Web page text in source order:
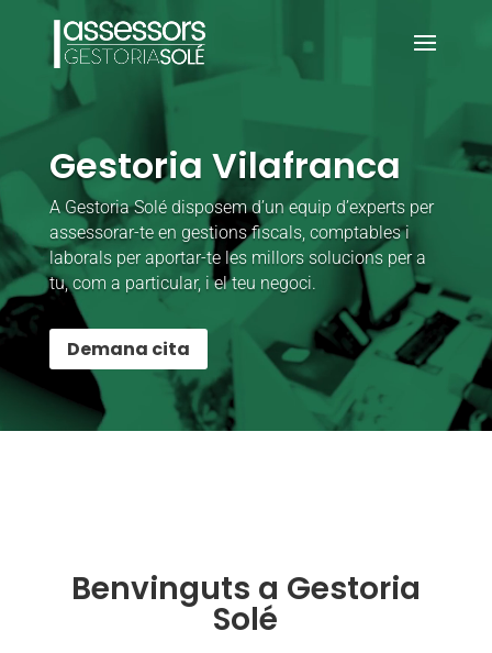
Reproductor
Gestoria Vilafranca
A Gestoria Solé disposem d’un equip d’experts per
assessorar-te en gestions fiscals, comptables i
laborals per aportar-te les millors solucions per a
tu, com a particular, i el teu negoci.
Demana cita
Benvinguts a Gestoria
Solé